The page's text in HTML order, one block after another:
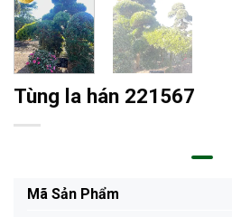
Tùng la hán 221567
Mã Sản Phẩm